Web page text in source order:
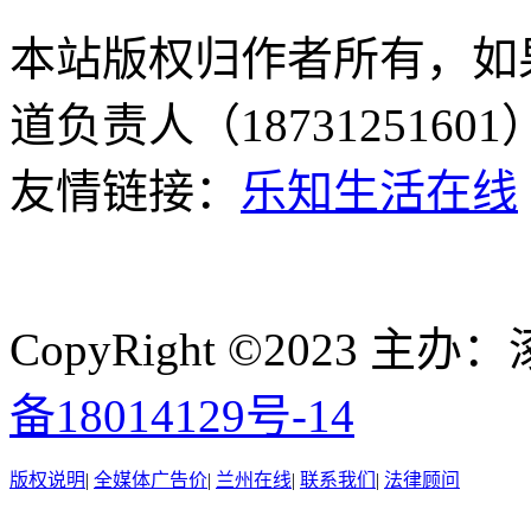
本站版权归作者所有，
道负责人（
友情链接： 乐知生活在线
CopyRight ©2023 主办
备18014129号-14
版权说明| 全媒体广告价| 兰州在线| 联系我们 | 法律顾问